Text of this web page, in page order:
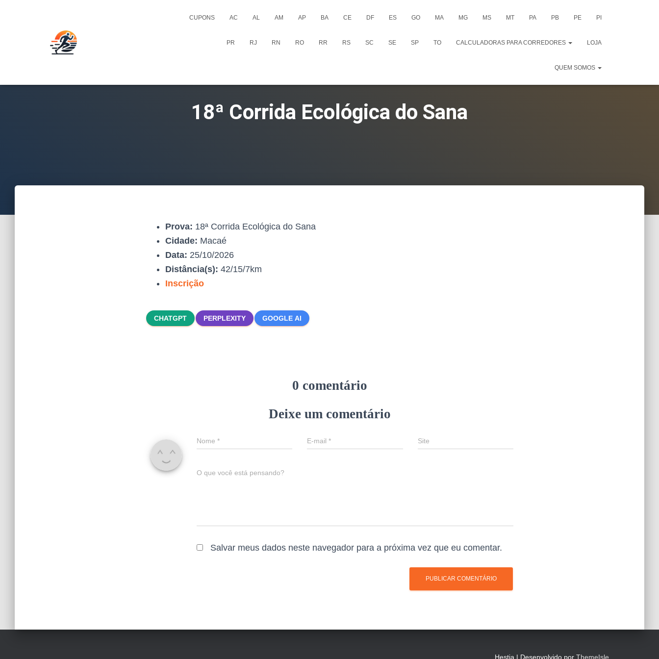
CUPONS AC AL AM AP BA CE DF ES GO MA MG MS MT PA PB PE PI
PR RJ RN RO RR RS SC SE SP TO CALCULADORAS PARA CORREDORES LOJA
QUEM SOMOS
18ª Corrida Ecológica do Sana
Prova: 18ª Corrida Ecológica do Sana
Cidade: Macaé
Data: 25/10/2026
Distância(s): 42/15/7km
Inscrição
CHATGPT PERPLEXITY GOOGLE AI
0 comentário
Deixe um comentário
Nome * E-mail* Site
O que você está pensando?
Salvar meus dados neste navegador para a próxima vez que eu comentar.
Hestia | Desenvolvido por ThemeIsle